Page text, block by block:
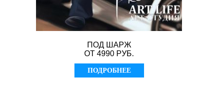
ПОД ШАРЖ
ОТ 4990 РУБ.
ПОДРОБНЕЕ